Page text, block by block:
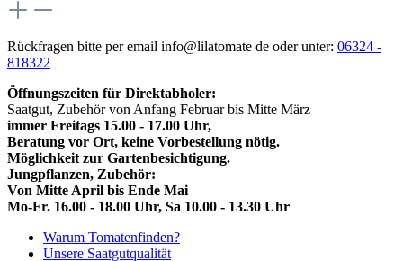
Rückfragen bitte per email info@lilatomate de oder unter: 06324 -
818322
Öffnungszeiten für Direktabholer:
Saatgut, Zubehör von Anfang Februar bis Mitte März
immer Freitags 15.00 - 17.00 Uhr,
Beratung vor Ort, keine Vorbestellung nötig.
Möglichkeit zur Gartenbesichtigung.
Jungpflanzen, Zubehör:
Von Mitte April bis Ende Mai
Mo-Fr. 16.00 - 18.00 Uhr, Sa 10.00 - 13.30 Uhr
Warum Tomatenfinden?
Unsere Saatgutqualität